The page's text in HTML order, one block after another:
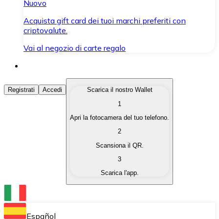
Nuovo
Acquista gift card dei tuoi marchi preferiti con
criptovalute.
Vai al negozio di carte regalo
Acquista Criptovalute
Acquista le criptovalute che ti interessano in modo
Converti le tue criptovalute in valuta fiat quando ne
Scambia una criptovaluta con un'altra
Conserva le tue cripto in un Wallet self-custodial.
Registrati Accedi
Scarica il nostro Wallet
1
Apri la fotocamera del tuo telefono.
2
Scansiona il QR.
3
Scarica l'app.
Español